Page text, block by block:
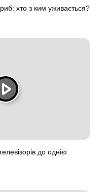
хто з ким уживається?
до однієї